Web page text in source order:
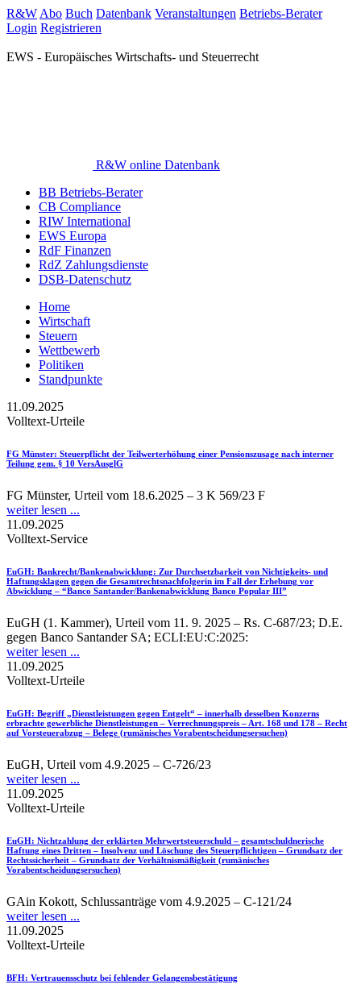
R&W Abo Buch Datenbank Veranstaltungen Betriebs-Berater
Login Registrieren
EWS - Europäisches Wirtschafts- und Steuerrecht
R&W online Datenbank
BB Betriebs-Berater
CB Compliance
RIW International
EWS Europa
RdF Finanzen
RdZ Zahlungsdienste
DSB-Datenschutz
Home
Wirtschaft
Steuern
Wettbewerb
Politiken
Standpunkte
11.09.2025
Volltext-Urteile
FG Münster: Steuerpflicht der Teilwerterhöhung einer Pensionszusage nach interner
Teilung gem. § 10 VersAusglG
FG Münster, Urteil vom 18.6.2025 – 3 K 569/23 F
weiter lesen ...
11.09.2025
Volltext-Service
EuGH: Bankrecht/Bankenabwicklung: Zur Durchsetzbarkeit von Nichtigkeits- und
Haftungsklagen gegen die Gesamtrechtsnachfolgerin im Fall der Erhebung vor
Abwicklung – “Banco Santander/Bankenabwicklung Banco Popular III”
EuGH (1. Kammer), Urteil vom 11. 9. 2025 – Rs. C-687/23; D.E.
gegen Banco Santander SA; ECLI:EU:C:2025:
weiter lesen ...
11.09.2025
Volltext-Urteile
EuGH: Begriff „Dienstleistungen gegen Entgelt“ – innerhalb desselben Konzerns
erbrachte gewerbliche Dienstleistungen – Verrechnungspreis – Art. 168 und 178 – Recht
auf Vorsteuerabzug – Belege (rumänisches Vorabentscheidungsersuchen)
EuGH, Urteil vom 4.9.2025 – C-726/23
weiter lesen ...
11.09.2025
Volltext-Urteile
EuGH: Nichtzahlung der erklärten Mehrwertsteuerschuld – gesamtschuldnerische
Haftung eines Dritten – Insolvenz und Löschung des Steuerpflichtigen – Grundsatz der
Rechtssicherheit – Grundsatz der Verhältnismäßigkeit (rumänisches
Vorabentscheidungsersuchen)
GAin Kokott, Schlussanträge vom 4.9.2025 – C-121/24
weiter lesen ...
11.09.2025
Volltext-Urteile
BFH: Vertrauensschutz bei fehlender Gelangensbestätigung